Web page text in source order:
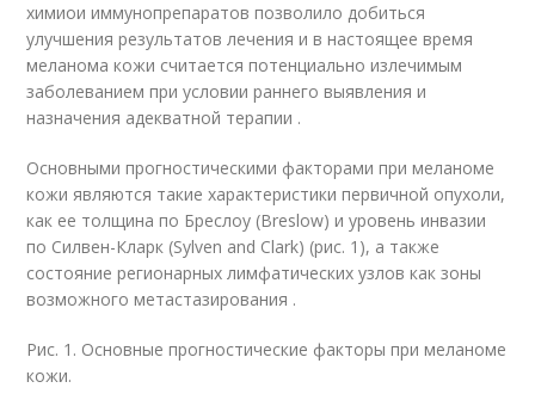
химиои иммунопрепаратов позволило добиться
улучшения результатов лечения и в настоящее время
меланома кожи считается потенциально излечимым
заболеванием при условии раннего выявления и
назначения адекватной терапии .
Основными прогностическими факторами при меланоме
кожи являются такие характеристики первичной опухоли,
как ее толщина по Бреслоу (Breslow) и уровень инвазии
по Силвен-Кларк (Sylven and Clark) (рис. 1), а также
состояние регионарных лимфатических узлов как зоны
возможного метастазирования .
Рис. 1. Основные прогностические факторы при меланоме
кожи.